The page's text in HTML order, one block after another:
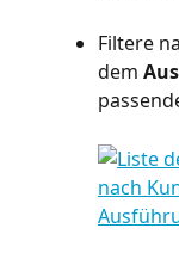
Filtere
dem